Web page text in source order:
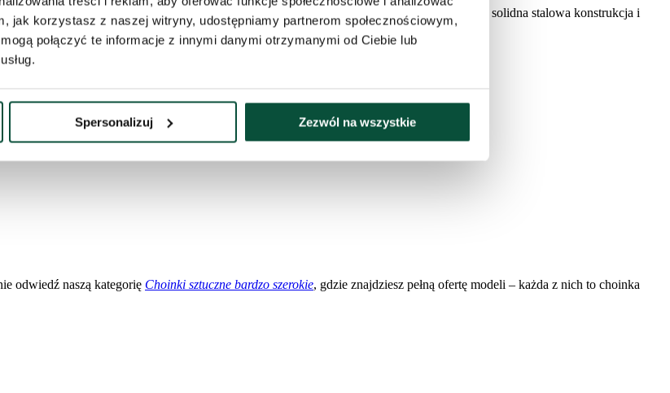
jak korzystasz z naszej witryny, udostępniamy partnerom społecznościowym,
połączyć te informacje z innymi danymi otrzymanymi od Ciebie lub
Spersonalizuj Zezwól na wszystkie
gałęzie układają się automatycznie w odpowiednim miejscu. Stabilność zapewnia solidna stalowa konstrukcja i
modeli
odwiedź naszą kategorię Choinki sztuczne bardzo szerokie, gdzie znajdziesz pełną ofertę modeli – każda z nich to choinka